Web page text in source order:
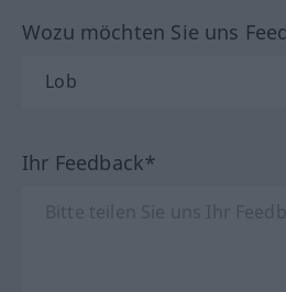
Wozu möchten Sie uns
Ihr Feedback*